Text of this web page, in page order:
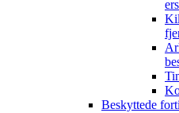
Beskyttede